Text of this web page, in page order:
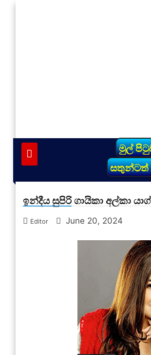
මුල්
සතුන්ටත්
ඉන්දීය සුපිරි ගායිකා අල්කා
Editor June 20, 2024